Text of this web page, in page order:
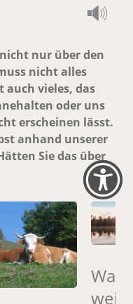
nur über den
nicht alles
auch vieles, das
oder uns
erscheinen lässt.
anhand unserer
Sie das über
weit